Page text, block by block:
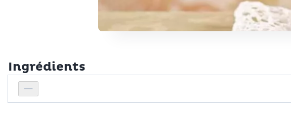
Ingrédients
Réduire le nombre de personnes
Personnes